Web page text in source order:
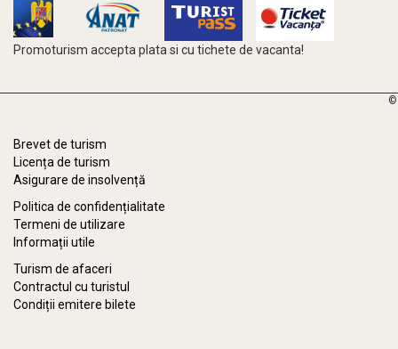
Promoturism accepta plata si cu tichete de vacanta!
©
Brevet de turism
Licența de turism
Asigurare de insolvență
Politica de confidențialitate
Termeni de utilizare
Informații utile
Turism de afaceri
Contractul cu turistul
Condiții emitere bilete